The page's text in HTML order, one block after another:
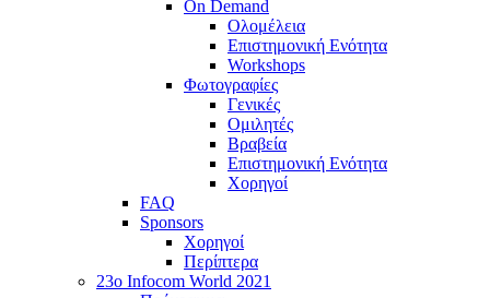
On Demand
Ολομέλεια
Επιστημονική Ενότητα
Workshops
Φωτογραφίες
Γενικές
Ομιλητές
Βραβεία
Επιστημονική Ενότητα
Χορηγοί
FAQ
Sponsors
Χορηγοί
Περίπτερα
23o Infocom World 2021